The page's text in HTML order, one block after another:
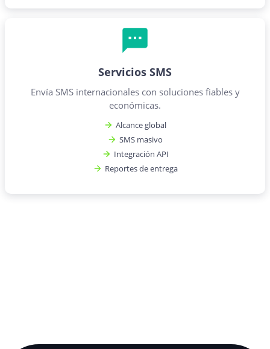
Servicios SMS
Envía SMS internacionales con soluciones fiables y
económicas.
Alcance global
SMS masivo
Integración API
Reportes de entrega